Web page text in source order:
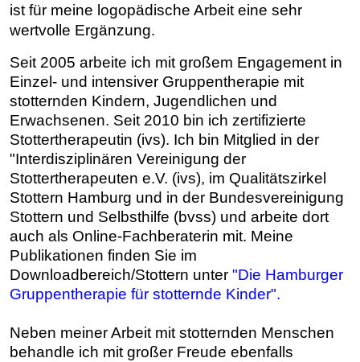
ist für meine logopädische Arbeit eine sehr
wertvolle Ergänzung.
Seit 2005 arbeite ich mit großem Engagement in
Einzel- und intensiver Gruppentherapie mit
stotternden Kindern, Jugendlichen und
Erwachsenen. Seit 2010 bin ich zertifizierte
Stottertherapeutin (ivs). Ich bin Mitglied in der
"Interdisziplinären Vereinigung der
Stottertherapeuten e.V. (ivs), im Qualitätszirkel
Stottern Hamburg und in der Bundesvereinigung
Stottern und Selbsthilfe (bvss) und arbeite dort
auch als Online-Fachberaterin mit. Meine
Publikationen finden Sie im
Downloadbereich/Stottern unter "Die Hamburger
Gruppentherapie für stotternde Kinder".
Neben meiner Arbeit mit stotternden Menschen
behandle ich mit großer Freude ebenfalls